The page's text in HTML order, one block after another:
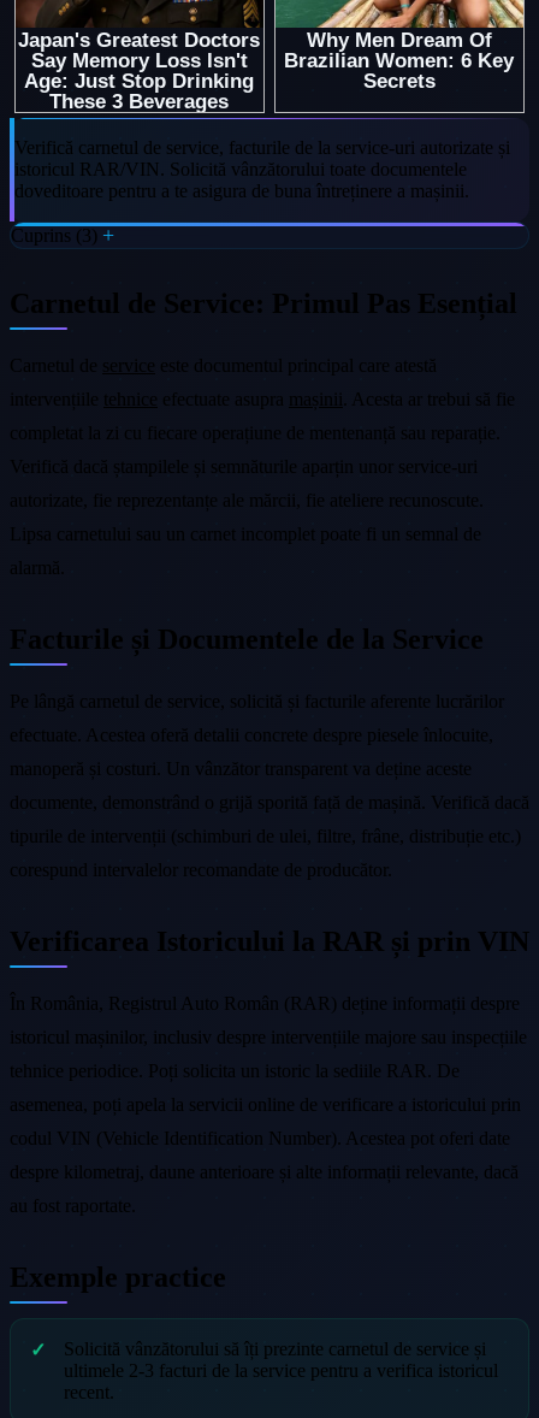
Verifică carnetul de service, facturile de la service-uri autorizate și
istoricul RAR/VIN. Solicită vânzătorului toate documentele
doveditoare pentru a te asigura de buna întreținere a mașinii.
Cuprins (3)
Carnetul de Service: Primul Pas Esențial
Carnetul de service este documentul principal care atestă
intervențiile tehnice efectuate asupra mașinii . Acesta ar trebui să fie
completat la zi cu fiecare operațiune de mentenanță sau reparație.
Verifică dacă ștampilele și semnăturile aparțin unor service-uri
autorizate, fie reprezentanțe ale mărcii, fie ateliere recunoscute.
Lipsa carnetului sau un carnet incomplet poate fi un semnal de
alarmă.
Facturile și Documentele de la Service
Pe lângă carnetul de service, solicită și facturile aferente lucrărilor
efectuate. Acestea oferă detalii concrete despre piesele înlocuite,
manoperă și costuri. Un vânzător transparent va deține aceste
documente, demonstrând o grijă sporită față de mașină. Verifică dacă
tipurile de intervenții (schimburi de ulei, filtre, frâne, distribuție etc.)
corespund intervalelor recomandate de producător.
Verificarea Istoricului la RAR și prin VIN
În România, Registrul Auto Român (RAR) deține informații despre
istoricul mașinilor, inclusiv despre intervențiile majore sau inspecțiile
tehnice periodice. Poți solicita un istoric la sediile RAR. De
asemenea, poți apela la servicii online de verificare a istoricului prin
codul VIN (Vehicle Identification Number). Acestea pot oferi date
despre kilometraj, daune anterioare și alte informații relevante, dacă
au fost raportate.
Exemple practice
Solicită vânzătorului să îți prezinte carnetul de service și
ultimele 2-3 facturi de la service pentru a verifica istoricul
recent.